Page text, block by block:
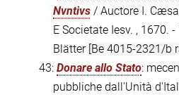
Nvntivs / Auctore I.
E Societate Iesv. , 1670.
Blätter [Be 4015-2321/b
43: Donare allo Stato:
pubbliche dall'Unità